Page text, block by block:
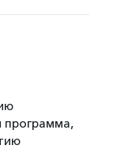
программа,